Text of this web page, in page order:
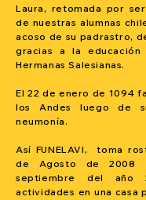
Laura, retomada por
de nuestras alumnas
acoso de su padrastro,
gracias a la
Hermanas Salesianas.
El 22 de enero de 1094
los Andes luego de
neumonía.
Así FUNELAVI, toma
de Agosto de
septiembre del año
actividades en una casa